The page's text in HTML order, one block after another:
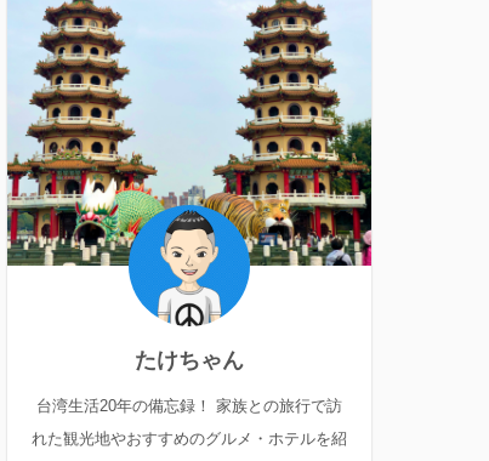
たけちゃん
台湾生活20年の備忘録！ 家族との旅行で訪
れた観光地やおすすめのグルメ・ホテルを紹